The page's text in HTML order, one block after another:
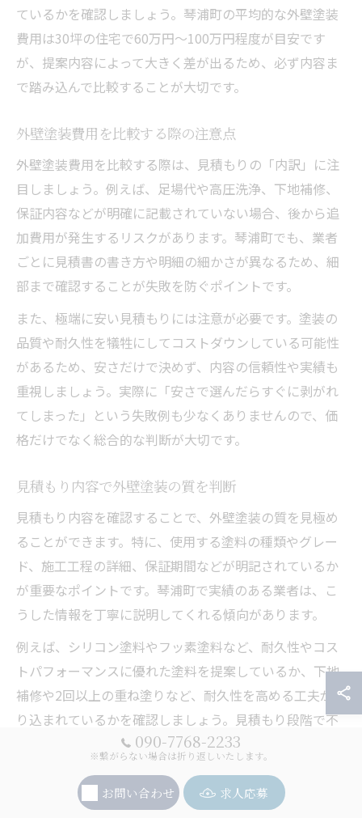
ているかを確認しましょう。琴浦町の平均的な外壁塗装
費用は30坪の住宅で60万円～100万円程度が目安です
が、提案内容によって大きく差が出るため、必ず内容ま
で踏み込んで比較することが大切です。
外壁塗装費用を比較する際の注意点
外壁塗装費用を比較する際は、見積もりの「内訳」に注
目しましょう。例えば、足場代や高圧洗浄、下地補修、
保証内容などが明確に記載されていない場合、後から追
加費用が発生するリスクがあります。琴浦町でも、業者
ごとに見積書の書き方や明細の細かさが異なるため、細
部まで確認することが失敗を防ぐポイントです。
また、極端に安い見積もりには注意が必要です。塗装の
品質や耐久性を犠牲にしてコストダウンしている可能性
があるため、安さだけで決めず、内容の信頼性や実績も
重視しましょう。実際に「安さで選んだらすぐに剥がれ
てしまった」という失敗例も少なくありませんので、価
格だけでなく総合的な判断が大切です。
見積もり内容で外壁塗装の質を判断
見積もり内容を確認することで、外壁塗装の質を見極め
ることができます。特に、使用する塗料の種類やグレー
ド、施工工程の詳細、保証期間などが明記されているか
が重要なポイントです。琴浦町で実績のある業者は、こ
うした情報を丁寧に説明してくれる傾向があります。
例えば、シリコン塗料やフッ素塗料など、耐久性やコス
トパフォーマンスに優れた塗料を提案しているか、下地
補修や2回以上の重ね塗りなど、耐久性を高める工夫が盛
り込まれているかを確認しましょう。見積もり段階で不
明点が多い場合は、質問して納得できるまで説明を求め
090-7768-2233
※繋がらない場合は折り返しいたします。
お問い合わせ 求人応募